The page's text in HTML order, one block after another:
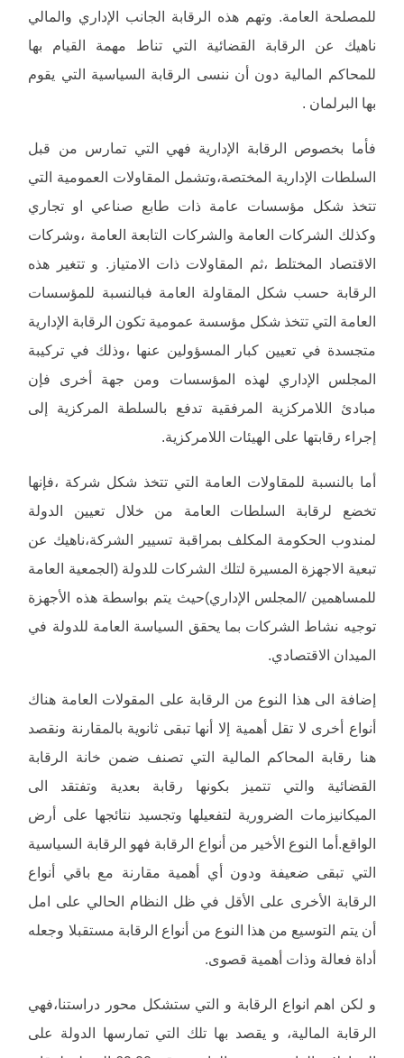
للمصلحة العامة. وتهم هذه الرقابة الجانب الإداري والمالي
ناهيك عن الرقابة القضائية التي تناط مهمة القيام بها
للمحاكم المالية دون أن ننسى الرقابة السياسية التي يقوم
بها البرلمان .
فأما بخصوص الرقابة الإدارية فهي التي تمارس من قبل
السلطات الإدارية المختصة،وتشمل المقاولات العمومية التي
تتخذ شكل مؤسسات عامة ذات طابع صناعي او تجاري
وكذلك الشركات العامة والشركات التابعة العامة ،وشركات
الاقتصاد المختلط ،ثم المقاولات ذات الامتياز. و تتغير هذه
الرقابة حسب شكل المقاولة العامة فبالنسبة للمؤسسات
العامة التي تتخذ شكل مؤسسة عمومية تكون الرقابة الإدارية
متجسدة في تعيين كبار المسؤولين عنها ،وذلك في تركيبة
المجلس الإداري لهذه المؤسسات ومن جهة أخرى فإن
مبادئ اللامركزية المرفقية تدفع بالسلطة المركزية إلى
إجراء رقابتها على الهيئات اللامركزية.
أما بالنسبة للمقاولات العامة التي تتخذ شكل شركة ،فإنها
تخضع لرقابة السلطات العامة من خلال تعيين الدولة
لمندوب الحكومة المكلف بمراقبة تسيير الشركة،ناهيك عن
تبعية الاجهزة المسيرة لتلك الشركات للدولة (الجمعية العامة
للمساهمين /المجلس الإداري)حيث يتم بواسطة هذه الأجهزة
توجيه نشاط الشركات بما يحقق السياسة العامة للدولة في
الميدان الاقتصادي.
إضافة الى هذا النوع من الرقابة على المقولات العامة هناك
أنواع أخرى لا تقل أهمية إلا أنها تبقى ثانوية بالمقارنة ونقصد
هنا رقابة المحاكم المالية التي تصنف ضمن خانة الرقابة
القضائية والتي تتميز بكونها رقابة بعدية وتفتقد الى
الميكانيزمات الضرورية لتفعيلها وتجسيد نتائجها على أرض
الواقع.أما النوع الأخير من أنواع الرقابة فهو الرقابة السياسية
التي تبقى ضعيفة ودون أي أهمية مقارنة مع باقي أنواع
الرقابة الأخرى على الأقل في ظل النظام الحالي على امل
أن يتم التوسيع من هذا النوع من أنواع الرقابة مستقبلا وجعله
أداة فعالة وذات أهمية قصوى.
و لكن اهم انواع الرقابة و التي ستشكل محور دراستنا،فهي
الرقابة المالية، و يقصد بها تلك التي تمارسها الدولة على